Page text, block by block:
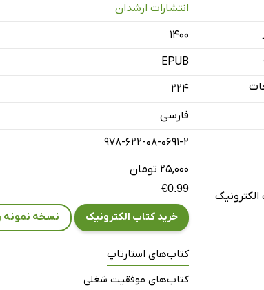
و کار
حقوقی
انتشارات ارشدان
۱۴۰۰
EPUB
224
فارسی
978-622-08-0691-2
۲۵,۰۰۰ تومان
€0.99
خرید کتاب الکترونیک نسخه نمونه
کتاب‌های استارتاپ
کتاب‌های موفقیت شغلی